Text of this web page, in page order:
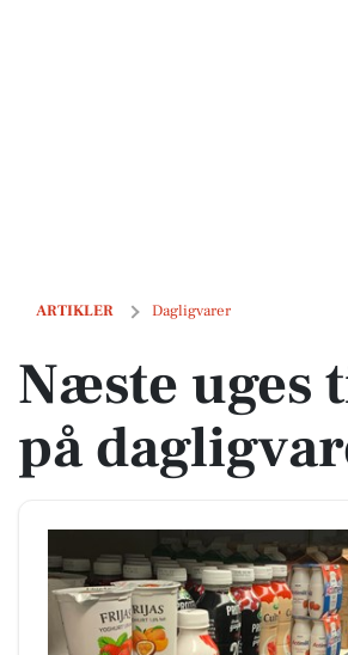
ARTIKLER Dagligvarer
Næste uges tilbud på dagligvarer
Næste uges
på